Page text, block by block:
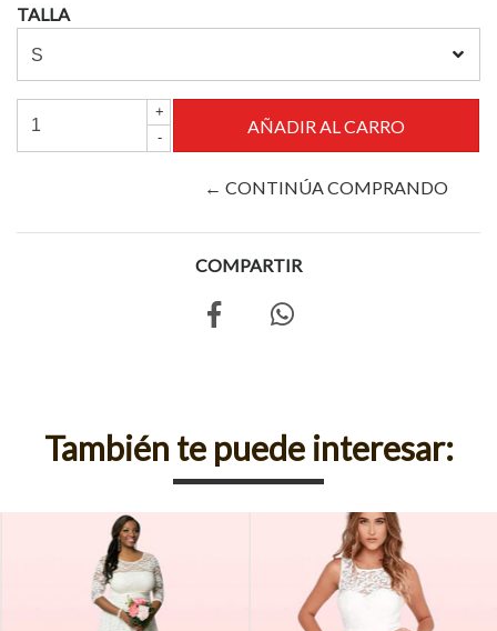
TALLA
+
-
← CONTINÚA COMPRANDO
COMPARTIR
También te puede interesar: